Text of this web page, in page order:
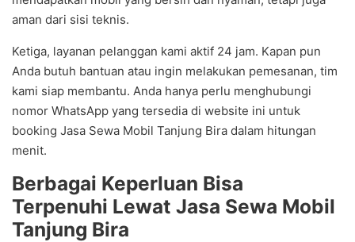
aman dari sisi teknis.
Ketiga, layanan pelanggan kami aktif 24 jam. Kapan pun
Anda butuh bantuan atau ingin melakukan pemesanan, tim
kami siap membantu. Anda hanya perlu menghubungi
nomor WhatsApp yang tersedia di website ini untuk
booking Jasa Sewa Mobil Tanjung Bira dalam hitungan
menit.
Berbagai Keperluan Bisa
Terpenuhi Lewat Jasa Sewa Mobil
Tanjung Bira